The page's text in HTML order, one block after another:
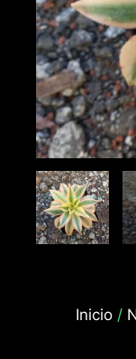
Inicio/